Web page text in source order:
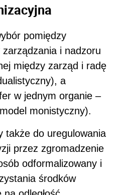
pomiędzy
i nadzoru
między zarząd i radę
a
w jednym organie –
monistyczny).
także do uregulowania
przez zgromadzenie
odformalizowany i
środków